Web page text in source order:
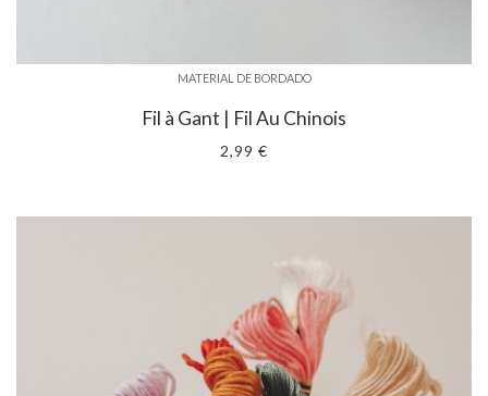
MATERIAL DE BORDADO
Fil à Gant | Fil Au Chinois
2,99 €